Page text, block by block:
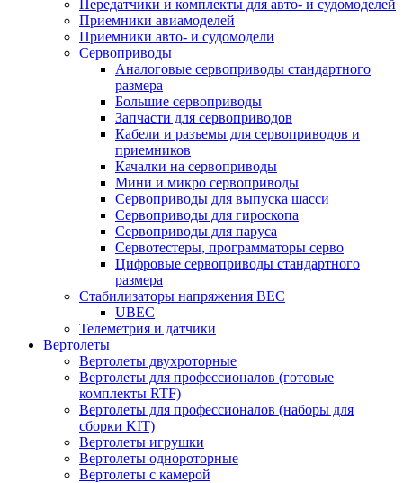
Передатчики и комплекты для авто- и судомоделей
Приемники авиамоделей
Приемники авто- и судомодели
Сервоприводы
Аналоговые сервоприводы стандартного
размера
Большие сервоприводы
Запчасти для сервоприводов
Кабели и разъемы для сервоприводов и
приемников
Качалки на сервоприводы
Мини и микро сервоприводы
Сервоприводы для выпуска шасси
Сервоприводы для гироскопа
Сервоприводы для паруса
Сервотестеры, программаторы серво
Цифровые сервоприводы стандартного
размера
Стабилизаторы напряжения BEC
UBEC
Телеметрия и датчики
Вертолеты
Вертолеты двухроторные
Вертолеты для профессионалов (готовые
комплекты RTF)
Вертолеты для профессионалов (наборы для
сборки KIT)
Вертолеты игрушки
Вертолеты однороторные
Вертолеты с камерой